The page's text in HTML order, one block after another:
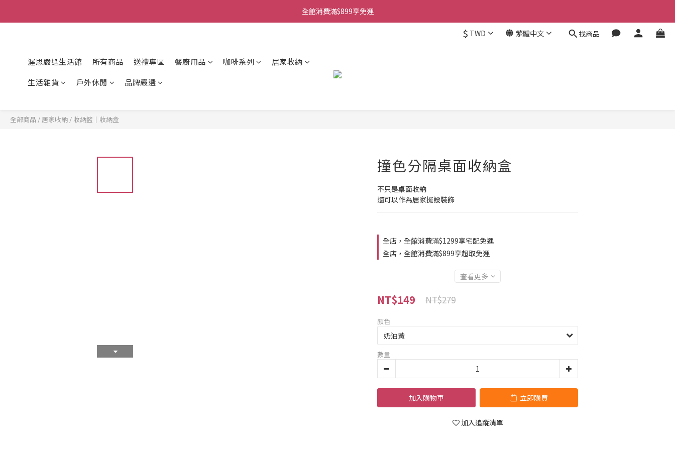
全館消費滿$899享免運
$ TWD 繁體中文 找商品
渥思嚴選生活館 所有商品 送禮專區 餐廚用品 咖啡系列
居家收納
生活雜貨
戶外休閒 品牌嚴選
全部商品 / 居家收納 / 收納籃｜收納盒
撞色分隔桌面收納盒
不只是桌面收納
還可以作為居家擺設裝飾
全店，全館消費滿$1299享宅配免運
全店，全館消費滿$899享超取免運
查看更多
NT$149 NT$279
顏色
數量
加入購物車 立即購買
加入追蹤清單